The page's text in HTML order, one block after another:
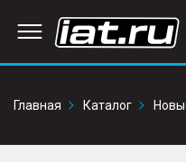
Главная
Каталог